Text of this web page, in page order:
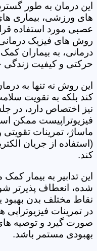
این درمان به طور
های ورزشی، بیماری
عصبی مورد استفاده
روش های فیزیک درمانی
درمانی، به بیماران
حرکتی و کیفیت زندگی
این روش نه تنها به
کند بلکه به تقویت
نیز اختصاص دارد، در
فیزیوتراپیست ممکن
ماساژ، تمرینات تقویتی
(استفاده از جریان
کند.
این تدابیر به بیمار
شده، انعطاف پذیرتر
نقاط مختلف بدن بهبود
در تمرینات
صورت گیرد و توصیه های
بهبودی مستمر باشد.